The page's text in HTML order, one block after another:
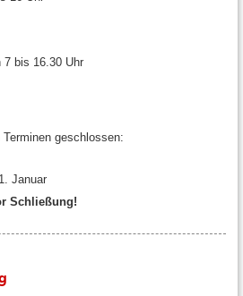
7 bis 16.30 Uhr
geschlossen:
Januar
Schließung!